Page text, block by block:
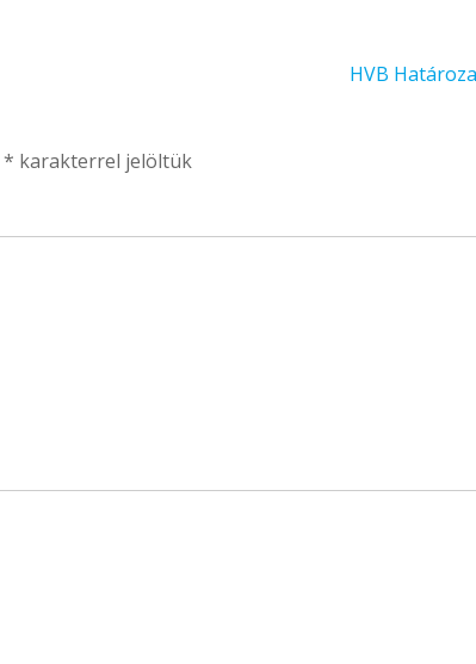
HVB
* karakterrel jelöltük